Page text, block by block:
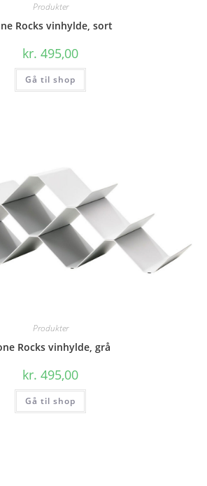
Produkter
Rocks vinhylde, sort
kr. 495,00
Gå til shop
Produkter
Rocks vinhylde, grå
kr. 495,00
Gå til shop